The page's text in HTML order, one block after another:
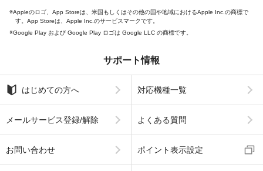
Appleのロゴ、App Storeは、米国もしくはその他の国や地域におけるApple Inc.の商標で
す。App Storeは、Apple Inc.のサービスマークです。
Google Play および Google Play ロゴは Google LLC の商標です。
サポート情報
はじめての方へ 対応機種一覧
メールサービス登録/解除 よくある質問
お問い合わせ ポイント表示設定